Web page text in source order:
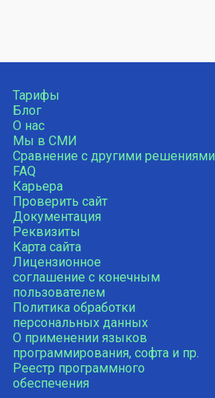
Тарифы
Блог
О нас
Мы в СМИ
Сравнение с другими решениями
FAQ
Карьера
Проверить сайт
Документация
Реквизиты
Карта сайта
Лицензионное
соглашение с конечным
пользователем
Политика обработки
персональных данных
О применении языков
программирования, софта и пр.
Реестр программного
обеспечения